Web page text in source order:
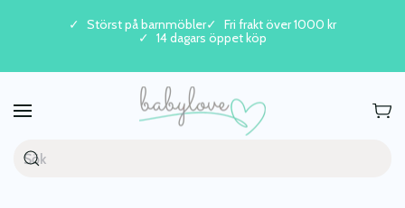
Skip to main content
Störst på barnmöbler
Fri frakt över 1000 kr
14 dagars öppet köp